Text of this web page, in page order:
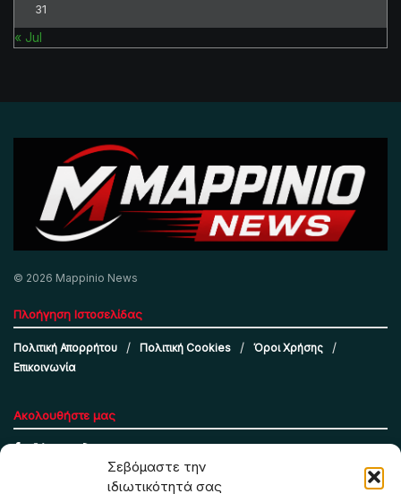
Σεβόμαστε την
ιδιωτικότητά σας
31
« Jul
© 2026 Mappinio News
Πλοήγηση Ιστοσελίδας
Πολιτική Απορρήτου Πολιτική Cookies
Όροι Χρήσης
Επικοινωνία
Ακολουθήστε μας